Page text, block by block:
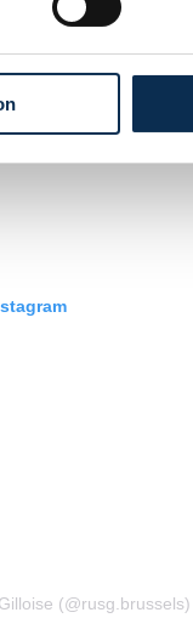
(@rusg.brussels)